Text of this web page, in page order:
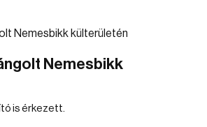
Nemesbikk
is érkezett.